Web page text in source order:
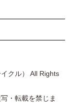
クル） All Rights
・転載を禁じま